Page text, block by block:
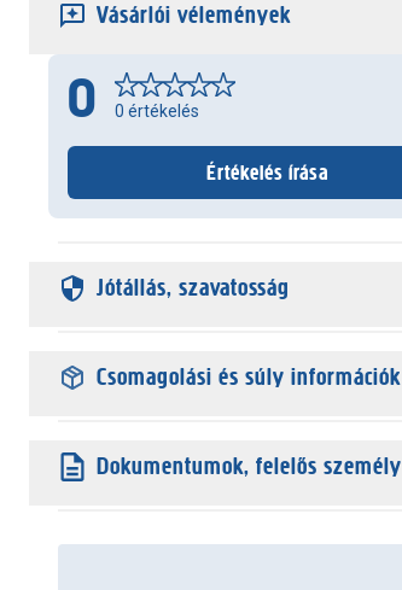
Vásárlói vélemények
0 0 értékelés
Értékelés írása
Jótállás, szavatosság
Csomagolási és súly információk
Dokumentumok, felelős személy